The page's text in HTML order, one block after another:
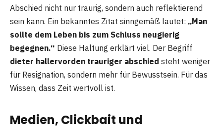
Abschied nicht nur traurig, sondern auch reflektierend
sein kann. Ein bekanntes Zitat sinngemäß lautet: „Man
sollte dem Leben bis zum Schluss neugierig
begegnen.“ Diese Haltung erklärt viel. Der Begriff
dieter hallervorden trauriger abschied steht weniger
für Resignation, sondern mehr für Bewusstsein. Für das
Wissen, dass Zeit wertvoll ist.
Medien, Clickbait und